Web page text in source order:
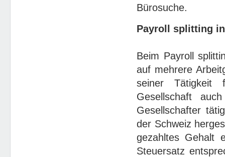
Bürosuche.
Payroll splitting
Beim Payroll
auf mehrere
seiner Tätigkeit
Gesellschaft
Gesellschafter
der Schweiz
gezahltes Gehalt
Steuersatz